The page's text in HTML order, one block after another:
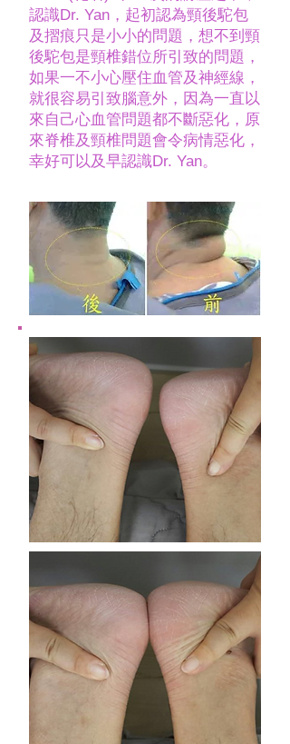
認識Dr. Yan，起初認為頸後駝包
及摺痕只是小小的問題，想不到頸
後駝包是頸椎錯位所引致的問題，
如果一不小心壓住血管及神經線，
就很容易引致腦意外，因為一直以
來自己心血管問題都不斷惡化，原
來脊椎及頸椎問題會令病情惡化，
幸好可以及早認識Dr. Yan。